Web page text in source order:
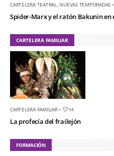
CARTELERA TEATRAL NUEVAS TEMPORADAS •
Spider-Marx y el ratón Bakunin en
CARTELERA FAMILIAR
CARTELERA FAMILIAR• 14
La profecía del frailejón
FORMACIÓN